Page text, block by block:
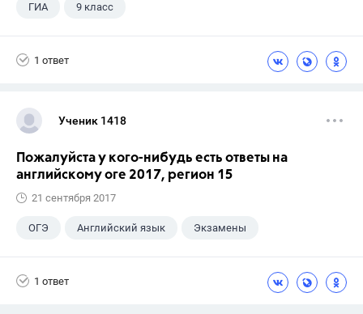
ГИА 9 класс
1 ответ
Ученик 1418
Пожалуйста у кого-нибудь есть ответы на
английскому оге 2017, регион 15
21 сентября 2017
ОГЭ Английский язык Экзамены
1 ответ